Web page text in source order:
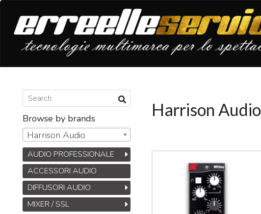
Harrison Audio
Browse by brands
Harrison Audio
AUDIO PROFESSIONALE
ACCESSORI AUDIO
DIFFUSORI AUDIO
MIXER / SSL